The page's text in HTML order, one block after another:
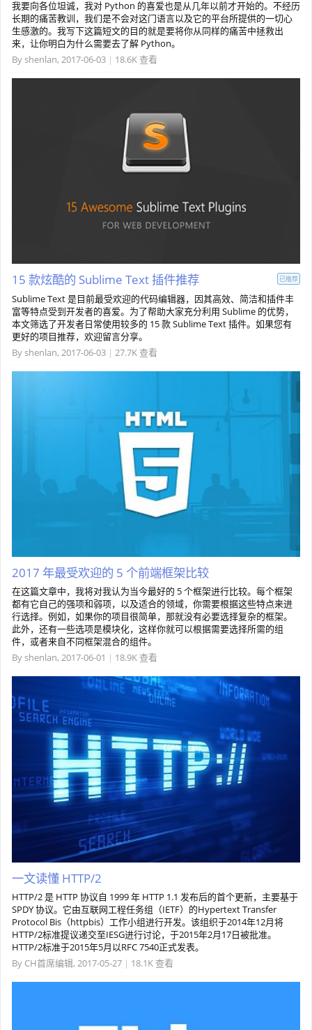
我要向各位坦诚，我对 Python 的喜爱也是从几年以前才开始的。不经历
长期的痛苦教训，我们是不会对这门语言以及它的平台所提供的一切心
生感激的。我写下这篇短文的目的就是要将你从同样的痛苦中拯救出
来，让你明白为什么需要去了解 Python。
Byshenlan, 2017-06-03 | 18.6K 查看
已推荐
15 款炫酷的 Sublime Text 插件推荐
Sublime Text 是目前最受欢迎的代码编辑器，因其高效、简洁和插件丰
富等特点受到开发者的喜爱。为了帮助大家充分利用 Sublime 的优势，
本文筛选了开发者日常使用较多的 15 款 Sublime Text 插件。如果您有
更好的项目推荐，欢迎留言分享。
Byshenlan, 2017-06-03 | 27.7K 查看
2017 年最受欢迎的 5 个前端框架比较
在这篇文章中，我将对我认为当今最好的 5 个框架进行比较。每个框架
都有它自己的强项和弱项，以及适合的领域，你需要根据这些特点来进
行选择。例如，如果你的项目很简单，那就没有必要选择复杂的框架。
此外，还有一些选项是模块化，这样你就可以根据需要选择所需的组
件，或者来自不同框架混合的组件。
Byshenlan, 2017-06-01 | 18.9K 查看
一文读懂 HTTP/2
HTTP/2 是 HTTP 协议自 1999 年 HTTP 1.1 发布后的首个更新，主要基于
SPDY 协议。它由互联网工程任务组（IETF）的Hypertext Transfer
Protocol Bis（httpbis）工作小组进行开发。该组织于2014年12月将
HTTP/2标准提议递交至IESG进行讨论，于2015年2月17日被批准。
HTTP/2标准于2015年5月以RFC 7540正式发表。
By CH首席编辑, 2017-05-27 | 18.1K 查看